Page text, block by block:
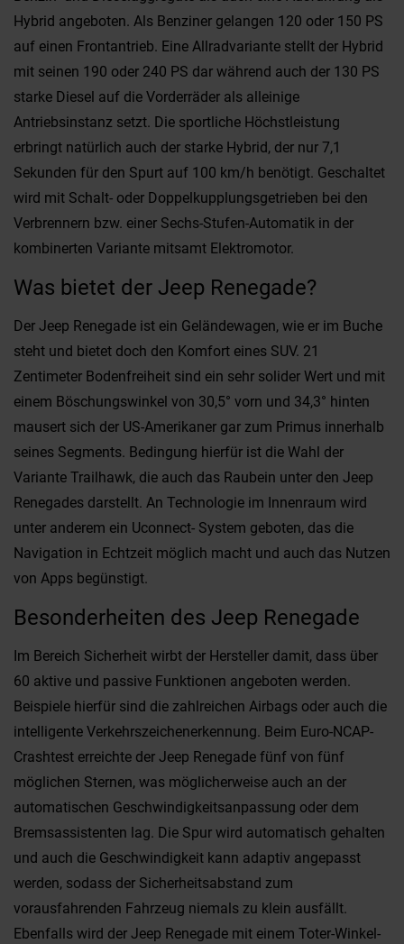
Hybrid angeboten. Als Benziner gelangen 120 oder 150 PS
auf einen Frontantrieb. Eine Allradvariante stellt der Hybrid
mit seinen 190 oder 240 PS dar während auch der 130 PS
starke Diesel auf die Vorderräder als alleinige
Antriebsinstanz setzt. Die sportliche Höchstleistung
erbringt natürlich auch der starke Hybrid, der nur 7,1
Sekunden für den Spurt auf 100 km/h benötigt. Geschaltet
wird mit Schalt- oder Doppelkupplungsgetrieben bei den
Verbrennern bzw. einer Sechs-Stufen-Automatik in der
kombinerten Variante mitsamt Elektromotor.
Was bietet der Jeep Renegade?
Der Jeep Renegade ist ein Geländewagen, wie er im Buche
steht und bietet doch den Komfort eines SUV. 21
Zentimeter Bodenfreiheit sind ein sehr solider Wert und mit
einem Böschungswinkel von 30,5° vorn und 34,3° hinten
mausert sich der US-Amerikaner gar zum Primus innerhalb
seines Segments. Bedingung hierfür ist die Wahl der
Variante Trailhawk, die auch das Raubein unter den Jeep
Renegades darstellt. An Technologie im Innenraum wird
unter anderem ein Uconnect- System geboten, das die
Navigation in Echtzeit möglich macht und auch das Nutzen
von Apps begünstigt.
Besonderheiten des Jeep Renegade
Im Bereich Sicherheit wirbt der Hersteller damit, dass über
60 aktive und passive Funktionen angeboten werden.
Beispiele hierfür sind die zahlreichen Airbags oder auch die
intelligente Verkehrszeichenerkennung. Beim Euro-NCAP-
Crashtest erreichte der Jeep Renegade fünf von fünf
möglichen Sternen, was möglicherweise auch an der
automatischen Geschwindigkeitsanpassung oder dem
Bremsassistenten lag. Die Spur wird automatisch gehalten
und auch die Geschwindigkeit kann adaptiv angepasst
werden, sodass der Sicherheitsabstand zum
vorausfahrenden Fahrzeug niemals zu klein ausfällt.
Ebenfalls wird der Jeep Renegade mit einem Toter-Winkel-